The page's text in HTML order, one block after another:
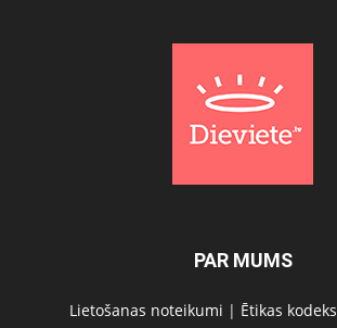
PAR MUMS
Lietošanas noteikumi | Ētikas kodeks